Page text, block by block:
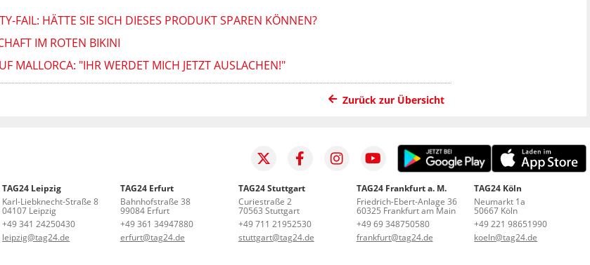
FAIL: HÄTTE SIE SICH DIESES PRODUKT SPAREN KÖNNEN?
IM ROTEN BIKINI
MALLORCA: "IHR WERDET MICH JETZT AUSLACHEN!"
Zurück zur Übersicht
TAG24 Leipzig
Karl-Liebknecht-Straße 8
04107 Leipzig
+49 341 24250430
leipzig@tag24.de
TAG24 Erfurt
Bahnhofstraße 38
99084 Erfurt
+49 361 34947880
erfurt@tag24.de
TAG24 Stuttgart
Curiestraße 2
70563 Stuttgart
+49 711 21952530
stuttgart@tag24.de
TAG24 Frankfurt a. M.
Friedrich-Ebert-Anlage 36
60325 Frankfurt am Main
+49 69 348750580
frankfurt@tag24.de
TAG24 Köln
Neumarkt 1a
50667 Köln
+49 221 98651990
koeln@tag24.de